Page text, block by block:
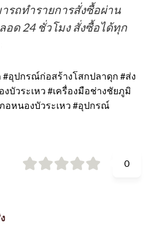
รถทำรายการสั่งซื้อผ่าน
อด 24 ชั่วโมง สั่งซื้อได้ทุก
#อุปกรณ์ก่อสร้างโสกปลาดุก #ส่ง
บัวระเหว #เครื่องมือช่างชัยภูมิ
อหนองบัวระเหว #อุปกรณ์
0